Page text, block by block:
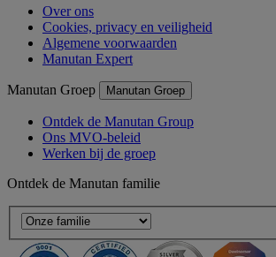
Over ons
Cookies, privacy en veiligheid
Algemene voorwaarden
Manutan Expert
Manutan Groep Manutan Groep
Ontdek de Manutan Group
Ons MVO-beleid
Werken bij de groep
Ontdek de Manutan familie